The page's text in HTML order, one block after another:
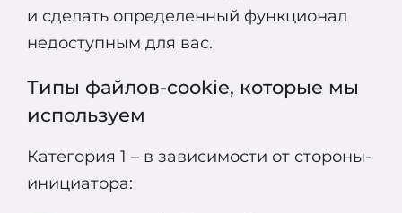
и сделать определенный функционал
недоступным для вас.
Типы файлов-cookie, которые мы
используем
Категория 1 – в зависимости от стороны-
инициатора: